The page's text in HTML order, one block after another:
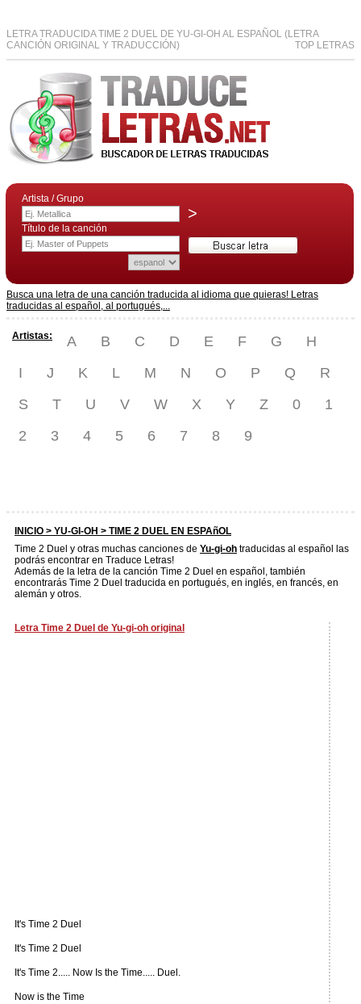
LETRA TRADUCIDA TIME 2 DUEL DE YU-GI-OH AL ESPAÑOL (LETRA
CANCIÓN ORIGINAL Y TRADUCCIÓN)
TOP LETRAS
Artista / Grupo
>
Título de la canción
Busca una letra de una canción traducida al idioma que quieras! Letras
traducidas al español, al portugués,...
Artistas: A B C D E F G
H
I
J K L M N O P Q
R
S
T U V W X Y Z 0
1
2
3 4 5 6 7 8 9
INICIO > YU-GI-OH > TIME 2 DUEL EN ESPAñOL
Time 2 Duel y otras muchas canciones de Yu-gi-oh traducidas al español las
podrás encontrar en Traduce Letras!
Además de la letra de la canción Time 2 Duel en español, también
encontrarás Time 2 Duel traducida en portugués, en inglés, en francés, en
alemán y otros.
Letra Time 2 Duel de Yu-gi-oh original
It's Time 2 Duel
It's Time 2 Duel
It's Time 2..... Now Is the Time..... Duel.
Now is the Time